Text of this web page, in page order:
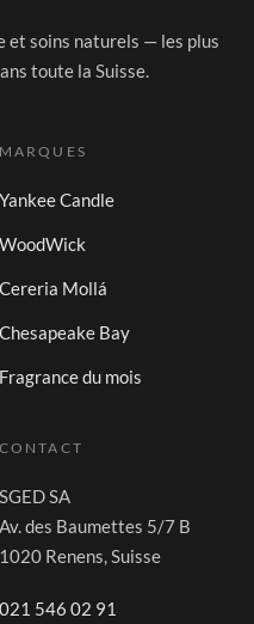
et soins naturels — les plus
toute la Suisse.
MARQUES
Yankee Candle
WoodWick
Cereria Mollá
Chesapeake Bay
Fragrance du mois
CONTACT
SGED SA
Av. des Baumettes 5/7 B
1020 Renens, Suisse
021 546 02 91